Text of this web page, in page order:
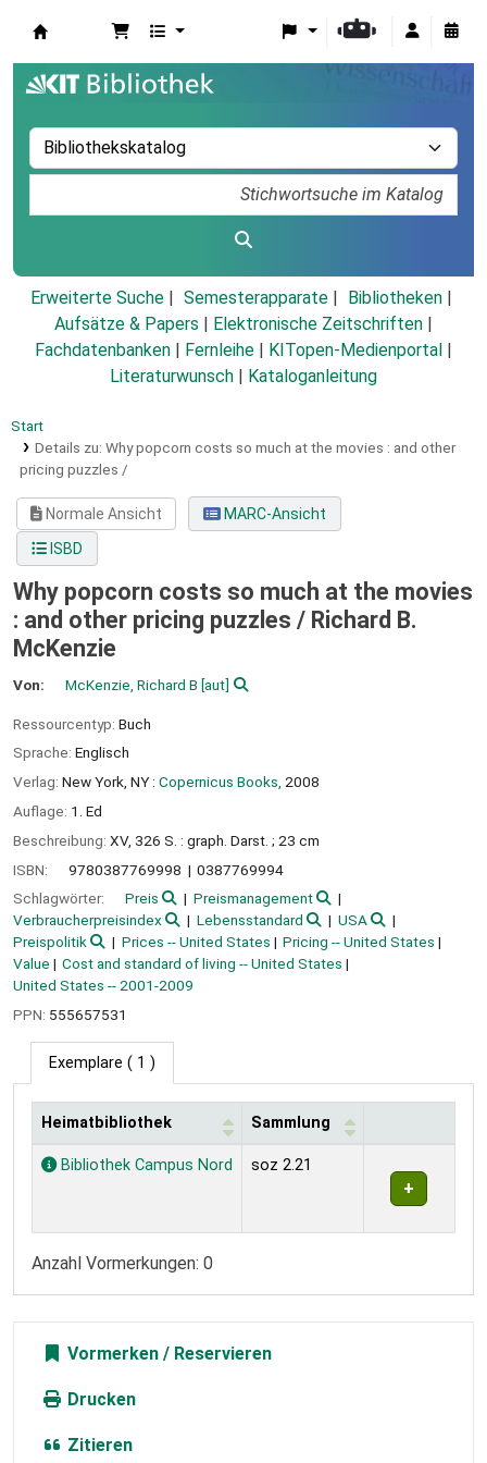
Erweiterte Suche Semesterapparate
Bibliotheken
Aufsätze & Papers
Elektronische Zeitschriften
Fachdatenbanken
Fernleihe KITopen-Medienportal
Literaturwunsch
Kataloganleitung
Start
Details zu: Why popcorn costs so much at the movies : and other
pricing puzzles /
Normale Ansicht
MARC-Ansicht
ISBD
Why popcorn costs so much at the movies
: and other pricing puzzles / Richard B.
McKenzie
Von: McKenzie, Richard B [aut]
Ressourcentyp: Buch
Sprache: Englisch
Verlag: New York, NY : Copernicus Books, 2008
Auflage: 1. Ed
Beschreibung: XV, 326 S. : graph. Darst. ; 23 cm
ISBN:
9780387769998
0387769994
Schlagwörter:
Preis
Preismanagement
Verbraucherpreisindex
Lebensstandard
USA
Preispolitik
Prices -- United States
Pricing -- United States
Value
Cost and standard of living -- United States
United States -- 2001-2009
PPN: 555657531
Exemplare ( 1 )
Exemplare
Heimatbibliothek Sammlung
Bibliothek Campus Nord soz 2.21
Anzahl Vormerkungen: 0
Vormerken
Drucken
Zitieren